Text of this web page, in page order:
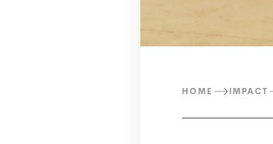
HOME IMPACT